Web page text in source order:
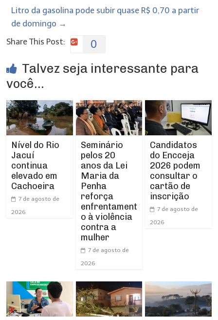
Litro da gasolina pode subir quase R$ 0,70 a partir
de domingo →
Share This Post:
0
Talvez seja interessante para
você...
Nível do Rio
Jacuí
continua
elevado em
Cachoeira
7 de agosto de
2026
Seminário
pelos 20
anos da Lei
Maria da
Penha
reforça
enfrentament
o à violência
contra a
mulher
7 de agosto de
2026
Candidatos
do Encceja
2026 podem
consultar o
cartão de
inscrição
7 de agosto de
2026